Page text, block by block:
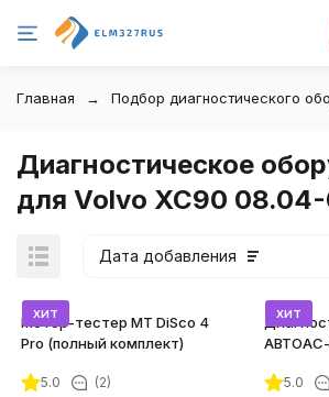
Главная Подбор диагностического
Диагностическое
для Volvo XC90 08.04-
Дата добавления
хит
Мотор-тестер MT DiSco 4
Pro (полный комплект)
5.0 (2)
хит
5.0